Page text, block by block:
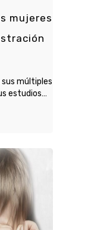
mujeres
sus múltiples
estudios…